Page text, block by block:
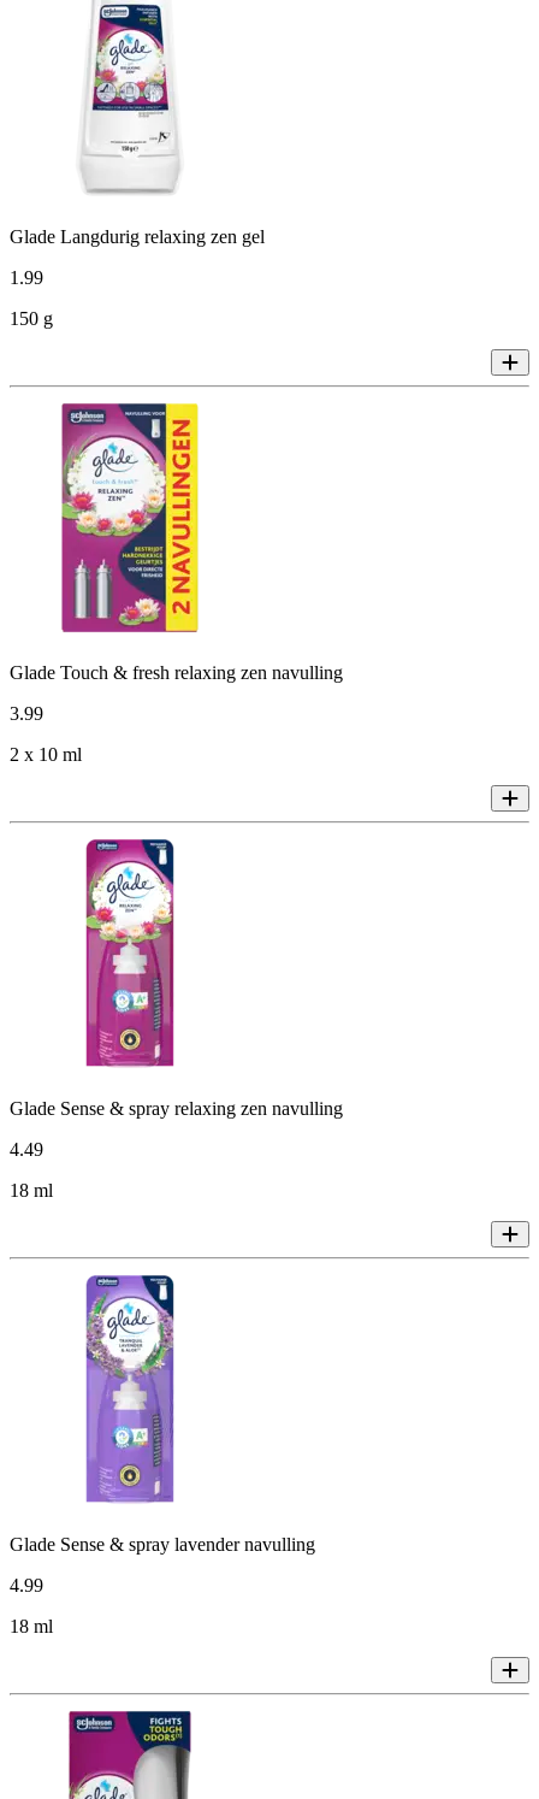
Glade Langdurig relaxing zen gel
1.99
150 g
Glade Touch & fresh relaxing zen navulling
3.99
2 x 10 ml
Glade Sense & spray relaxing zen navulling
4.49
18 ml
Glade Sense & spray lavender navulling
4.99
18 ml